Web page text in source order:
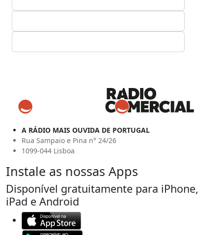
A RÁDIO MAIS OUVIDA DE PORTUGAL
Rua Sampaio e Pina n° 24/26
1099-044 Lisboa
Instale as nossas Apps
Disponível gratuitamente para iPhone,
iPad e Android